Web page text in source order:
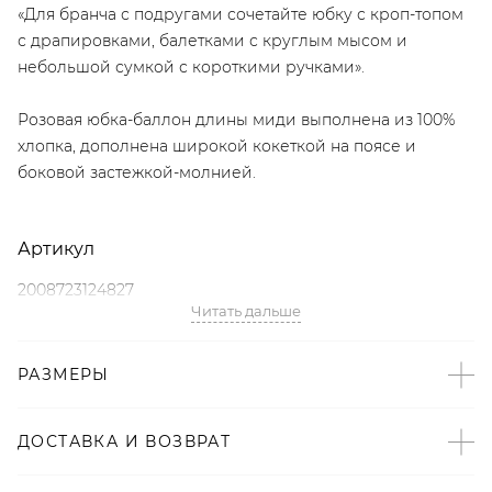
«Для бранча с подругами сочетайте юбку с кроп-топом
с драпировками, балетками с круглым мысом и
небольшой сумкой с короткими ручками».
Розовая юбка-баллон длины миди выполнена из 100%
хлопка, дополнена широкой кокеткой на поясе и
боковой застежкой-молнией.
Артикул
2008723124827
– Произведено по индивидуальному заказу и под
– Дизайн: Санкт-Петербург, Россия;
Читать дальше
РАЗМЕРЫ
ДОСТАВКА И ВОЗВРАТ